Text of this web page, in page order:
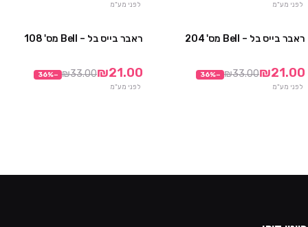
לפני מע"מ
לפני מע"מ
ראבר בייס בל – Bell מס' 204
₪21.00
₪33.00
−
36%
לפני מע"מ
ראבר בייס בל – Bell מס' 108
₪21.00
₪33.00
−
36%
לפני מע"מ